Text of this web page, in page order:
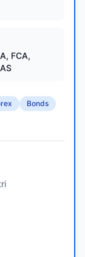
FCA,
Bonds